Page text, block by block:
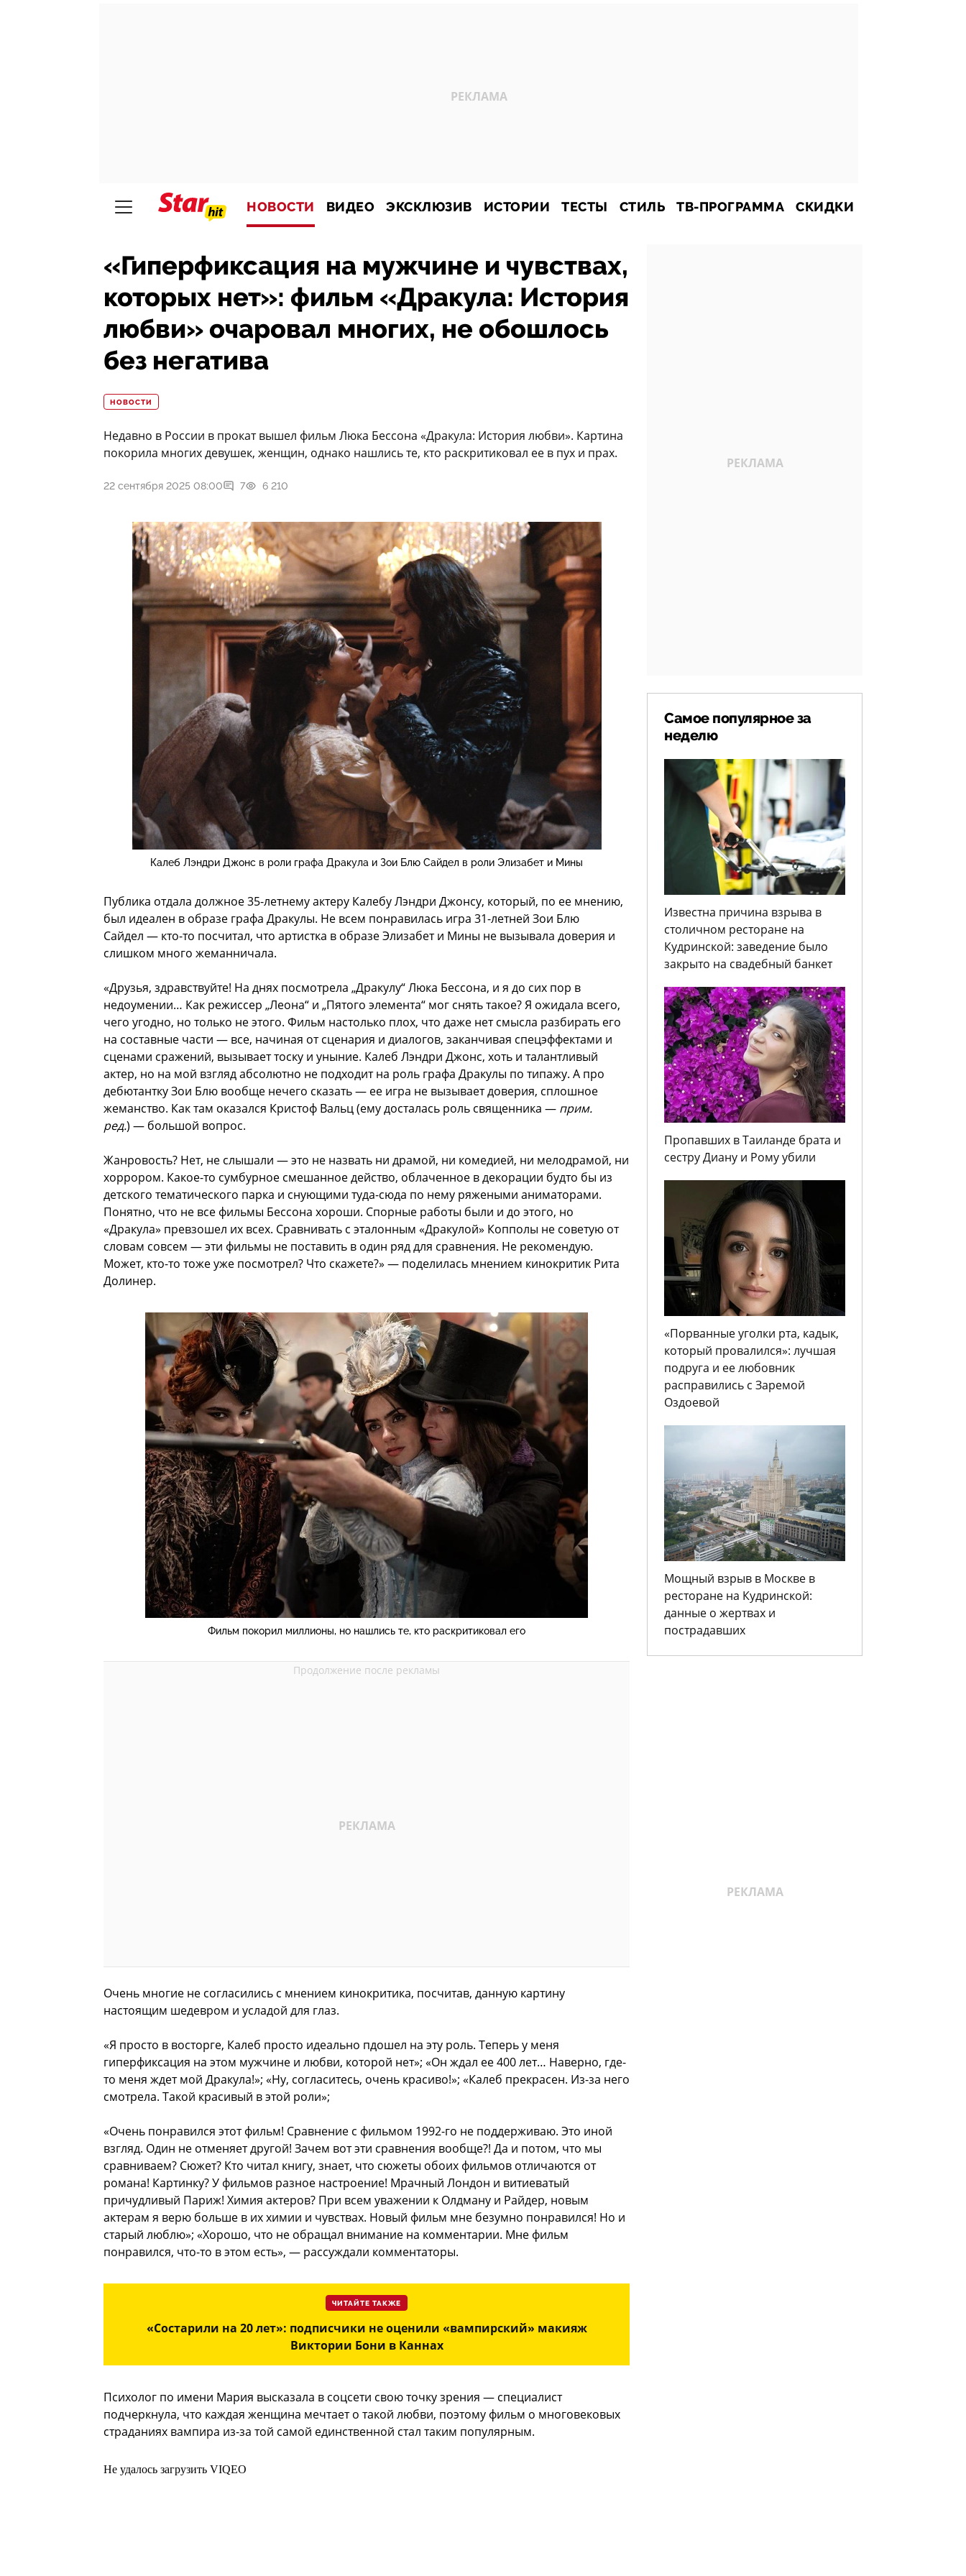
НОВОСТИ ВИДЕО ЭКСКЛЮЗИВ ИСТОРИИ ТЕСТЫ СТИЛЬ ТВ-ПРОГРАММА СКИДКИ
«Гиперфиксация на мужчине и чувствах,
которых нет»: фильм «Дракула: История
любви» очаровал многих, не обошлось
без негатива
НОВОСТИ
Недавно в России в прокат вышел фильм Люка Бессона «Дракула: История любви». Картина
покорила многих девушек, женщин, однако нашлись те, кто раскритиковал ее в пух и прах.
22 сентября 2025 08:00 7 6 210
Калеб Лэндри Джонс в роли графа Дракула и Зои Блю Сайдел в роли Элизабет и Мины
Публика отдала должное 35-летнему актеру Калебу Лэндри Джонсу, который, по ее мнению,
был идеален в образе графа Дракулы. Не всем понравилась игра 31-летней Зои Блю
Сайдел — кто-то посчитал, что артистка в образе Элизабет и Мины не вызывала доверия и
слишком много жеманничала.
«Друзья, здравствуйте! На днях посмотрела „Дракулу“ Люка Бессона, и я до сих пор в
недоумении… Как режиссер „Леона“ и „Пятого элемента“ мог снять такое? Я ожидала всего,
чего угодно, но только не этого. Фильм настолько плох, что даже нет смысла разбирать его
на составные части — все, начиная от сценария и диалогов, заканчивая спецэффектами и
сценами сражений, вызывает тоску и уныние. Калеб Лэндри Джонс, хоть и талантливый
актер, но на мой взгляд абсолютно не подходит на роль графа Дракулы по типажу. А про
дебютантку Зои Блю вообще нечего сказать — ее игра не вызывает доверия, сплошное
жеманство. Как там оказался Кристоф Вальц (ему досталась роль священника — прим.
ред.) — большой вопрос.
Жанровость? Нет, не слышали — это не назвать ни драмой, ни комедией, ни мелодрамой, ни
хоррором. Какое-то сумбурное смешанное действо, облаченное в декорации будто бы из
детского тематического парка и снующими туда-сюда по нему ряжеными аниматорами.
Понятно, что не все фильмы Бессона хороши. Спорные работы были и до этого, но
«Дракула» превзошел их всех. Сравнивать с эталонным «Дракулой» Копполы не советую от
словам совсем — эти фильмы не поставить в один ряд для сравнения. Не рекомендую.
Может, кто-то тоже уже посмотрел? Что скажете?» — поделилась мнением кинокритик Рита
Долинер.
Фильм покорил миллионы, но нашлись те, кто раскритиковал его
Очень многие не согласились с мнением кинокритика, посчитав, данную картину
настоящим шедевром и усладой для глаз.
«Я просто в восторге, Калеб просто идеально пдошел на эту роль. Теперь у меня
гиперфиксация на этом мужчине и любви, которой нет»; «Он ждал ее 400 лет… Наверно, где-
то меня ждет мой Дракула!»; «Ну, согласитесь, очень красиво!»; «Калеб прекрасен. Из-за него
смотрела. Такой красивый в этой роли»;
«Очень понравился этот фильм! Сравнение с фильмом 1992-го не поддерживаю. Это иной
взгляд. Один не отменяет другой! Зачем вот эти сравнения вообще?! Да и потом, что мы
сравниваем? Сюжет? Кто читал книгу, знает, что сюжеты обоих фильмов отличаются от
романа! Картинку? У фильмов разное настроение! Мрачный Лондон и витиеватый
причудливый Париж! Химия актеров? При всем уважении к Олдману и Райдер, новым
актерам я верю больше в их химии и чувствах. Новый фильм мне безумно понравился! Но и
старый люблю»; «Хорошо, что не обращал внимание на комментарии. Мне фильм
понравился, что-то в этом есть», — рассуждали комментаторы.
ЧИТАЙТЕ ТАКЖЕ
«Состарили на 20 лет»: подписчики не оценили «вампирский» макияж
Виктории Бони в Каннах
Психолог по имени Мария высказала в соцсети свою точку зрения — специалист
подчеркнула, что каждая женщина мечтает о такой любви, поэтому фильм о многовековых
страданиях вампира из-за той самой единственной стал таким популярным.
Не удалось загрузить VIQEO
Самое популярное за
неделю
Известна причина взрыва в
столичном ресторане на
Кудринской: заведение было
закрыто на свадебный банкет
Пропавших в Таиланде брата и
сестру Диану и Рому убили
«Порванные уголки рта, кадык,
который провалился»: лучшая
подруга и ее любовник
расправились с Заремой
Оздоевой
Мощный взрыв в Москве в
ресторане на Кудринской:
данные о жертвах и
пострадавших